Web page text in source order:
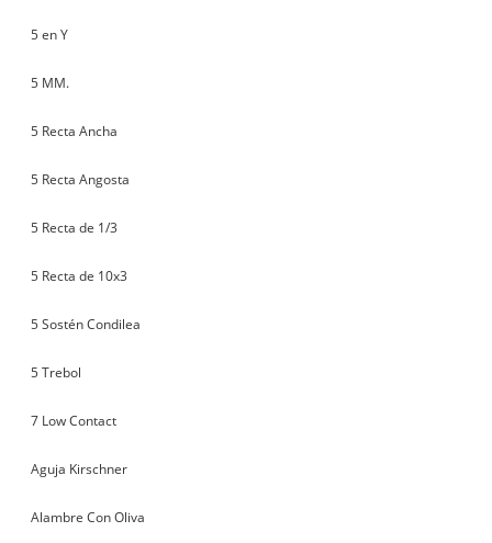
5 en Y
5 MM.
5 Recta Ancha
5 Recta Angosta
5 Recta de 1/3
5 Recta de 10x3
5 Sostén Condilea
5 Trebol
7 Low Contact
Aguja Kirschner
Alambre Con Oliva